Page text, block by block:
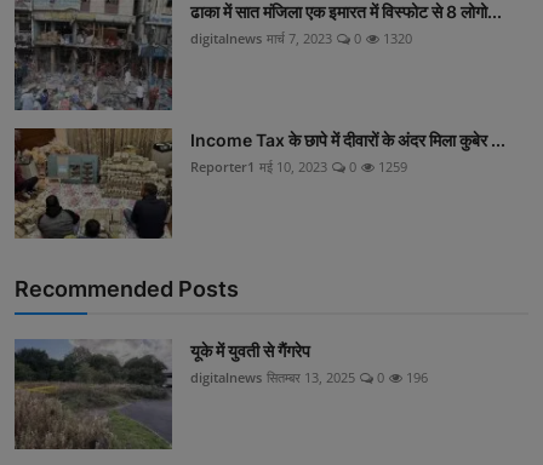
ढाका में सात मंजिला एक इमारत में विस्फोट से 8 लोगो...
digitalnews मार्च 7, 2023 0 1320
Income Tax के छापे में दीवारों के अंदर मिला कुबेर ...
Reporter1 मई 10, 2023 0 1259
Recommended Posts
यूके में युवती से गैंगरेप
digitalnews सितम्बर 13, 2025 0 196